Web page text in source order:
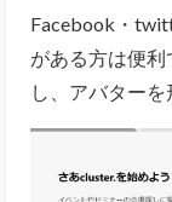
Facebook・
がある方は便
し、アバターを